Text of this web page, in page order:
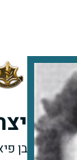
בן